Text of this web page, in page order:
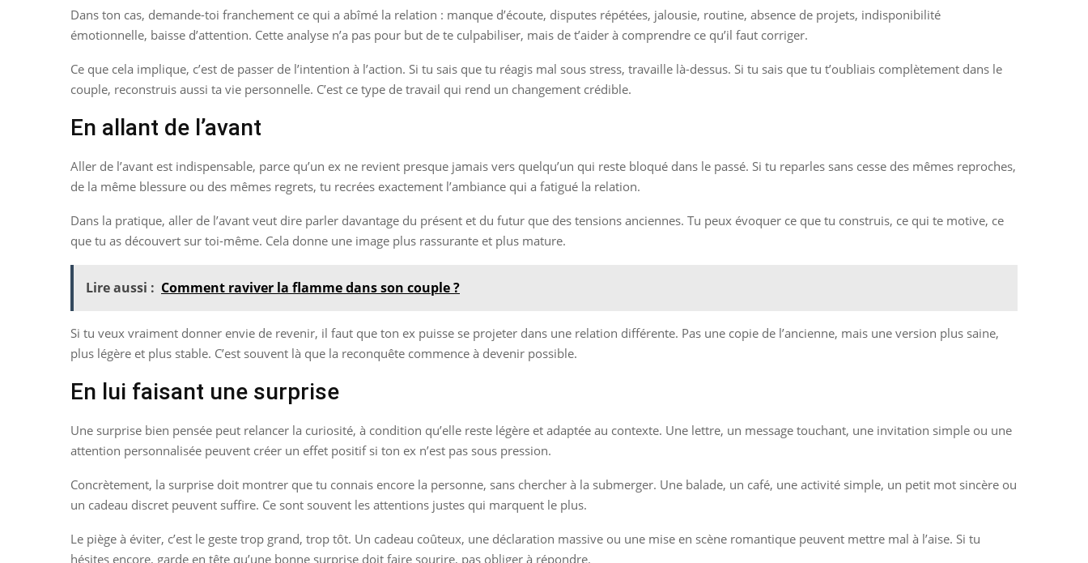
Dans ton cas, demande-toi franchement ce qui a abîmé la relation : manque d’écoute, disputes répétées, jalousie, routine, absence de projets, indisponibilité
émotionnelle, baisse d’attention. Cette analyse n’a pas pour but de te culpabiliser, mais de t’aider à comprendre ce qu’il faut corriger.
Ce que cela implique, c’est de passer de l’intention à l’action. Si tu sais que tu réagis mal sous stress, travaille là-dessus. Si tu sais que tu t’oubliais complètement dans le
couple, reconstruis aussi ta vie personnelle. C’est ce type de travail qui rend un changement crédible.
En allant de l’avant
Aller de l’avant est indispensable, parce qu’un ex ne revient presque jamais vers quelqu’un qui reste bloqué dans le passé. Si tu reparles sans cesse des mêmes reproches,
de la même blessure ou des mêmes regrets, tu recrées exactement l’ambiance qui a fatigué la relation.
Dans la pratique, aller de l’avant veut dire parler davantage du présent et du futur que des tensions anciennes. Tu peux évoquer ce que tu construis, ce qui te motive, ce
que tu as découvert sur toi-même. Cela donne une image plus rassurante et plus mature.
Lire aussi : Comment raviver la flamme dans son couple ?
Si tu veux vraiment donner envie de revenir, il faut que ton ex puisse se projeter dans une relation différente. Pas une copie de l’ancienne, mais une version plus saine,
plus légère et plus stable. C’est souvent là que la reconquête commence à devenir possible.
En lui faisant une surprise
Une surprise bien pensée peut relancer la curiosité, à condition qu’elle reste légère et adaptée au contexte. Une lettre, un message touchant, une invitation simple ou une
attention personnalisée peuvent créer un effet positif si ton ex n’est pas sous pression.
Concrètement, la surprise doit montrer que tu connais encore la personne, sans chercher à la submerger. Une balade, un café, une activité simple, un petit mot sincère ou
un cadeau discret peuvent suffire. Ce sont souvent les attentions justes qui marquent le plus.
Le piège à éviter, c’est le geste trop grand, trop tôt. Un cadeau coûteux, une déclaration massive ou une mise en scène romantique peuvent mettre mal à l’aise. Si tu
hésites encore, garde en tête qu’une bonne surprise doit faire sourire, pas obliger à répondre.